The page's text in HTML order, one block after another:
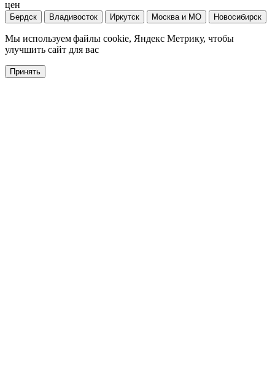
цен
Бердск Владивосток Иркутск Москва и МО Новосибирск
Мы используем файлы cookie, Яндекс Метрику, чтобы
улучшить сайт для вас
Принять